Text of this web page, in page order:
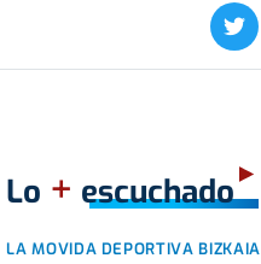
Lo + escuchado
LA MOVIDA DEPORTIVA BIZKAIA